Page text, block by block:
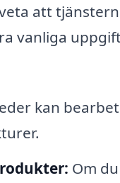
att
vanliga
kan
Om